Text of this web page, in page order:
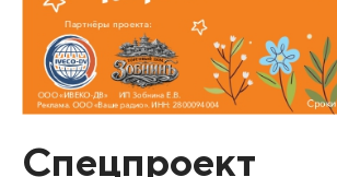
Спецпроект